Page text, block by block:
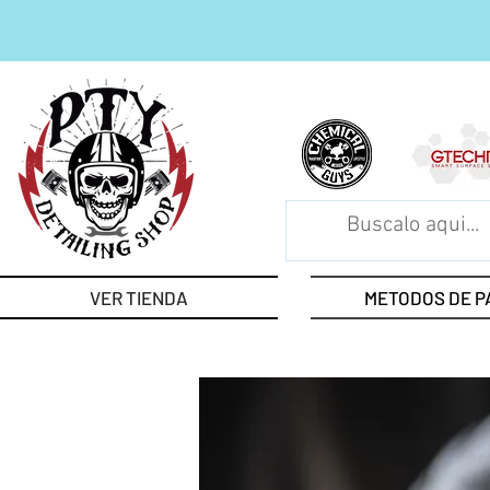
VER TIENDA METODOS DE